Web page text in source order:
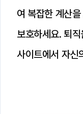
여 복잡한 계산
보호하세요. 퇴
사이트에서 자신